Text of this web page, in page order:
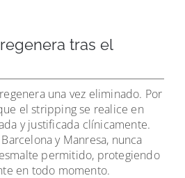
tras el
una vez eliminado. Por
el stripping se realice en
y justificada clínicamente.
y Manresa, nunca
permitido, protegiendo
en todo momento.